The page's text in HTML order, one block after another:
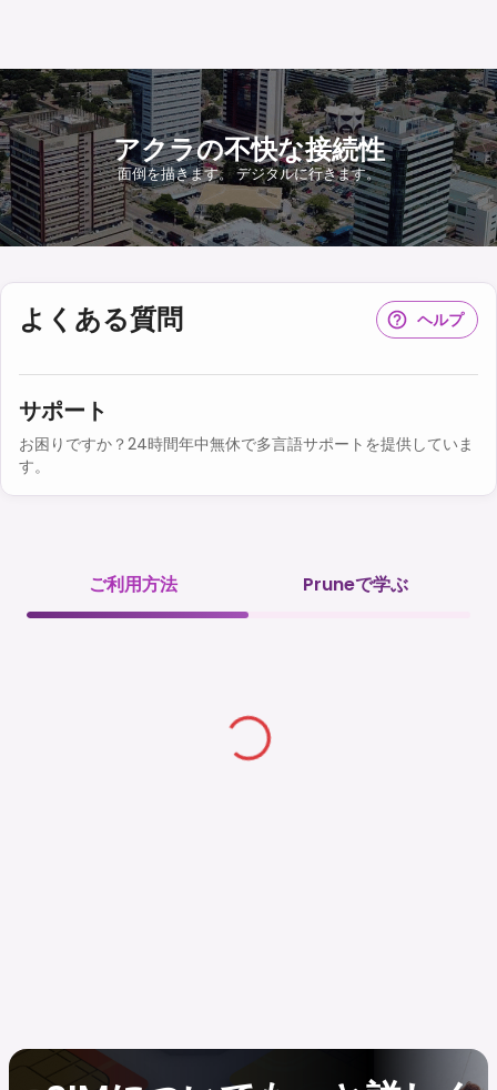
アクラの不快な接続性
面倒を描きます。 デジタルに行きます。
よくある質問 ヘルプ
サポート
お困りですか？24時間年中無休で多言語サポートを提供していま
す。
ご利用方法 Pruneで学ぶ